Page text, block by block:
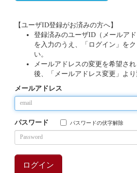
【ユーザID登録がお済みの方へ】
登録済みのユーザID（メールア
を入力のうえ、「ログイン」を
い。
メールアドレスの変更を希望さ
後、「メールアドレス変更」より
メールアドレス
パスワード パスワードの伏字解除